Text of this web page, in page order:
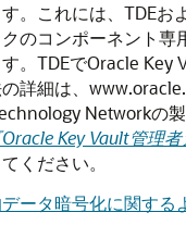
。これには、TDEお
のコンポーネント専
。TDEでOracle Key
詳細は、
Networkの
Key Vault管理
ください。
ータ暗号化に関する